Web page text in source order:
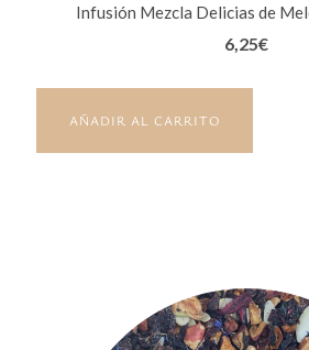
Infusión Mezcla Delicias de
6,25€
AÑADIR AL CARRITO